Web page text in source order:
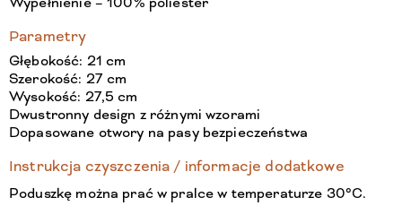
Parametry
Głębokość: 21 cm
Szerokość: 27 cm
Wysokość: 27,5 cm
Dwustronny design z różnymi wzorami
Dopasowane otwory na pasy bezpieczeństwa
Instrukcja czyszczenia / informacje dodatkowe
Poduszkę można prać w pralce w temperaturze 30°C.